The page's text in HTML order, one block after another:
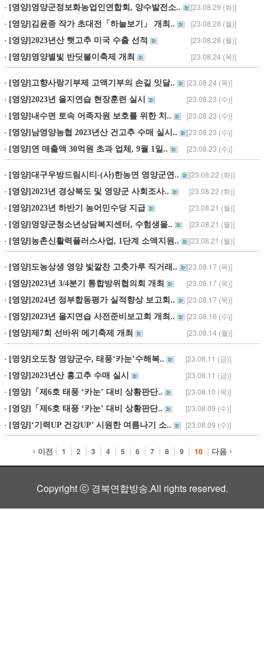
[영양]2023년 마을평생교육지도자 양성교육.. [23.08.30 (수)]
[영양]영양읍, 하반기 농촌일손돕기 실시 [23.08.30 (수)]
[영양]최고 품질의 농특산물 판매를 위한 부.. [23.08.30 (수)]
[영양]영양목재문화체험장 목공체험지도사 자.. [23.08.30 (수)]
[영양]일월면지역사회보장협의체, 건강한 여.. [23.08.30 (수)]
[영양]2023년 제3차 생명나눔 사랑의 헌혈운.. [23.08.30 (수)]
[영양]도농상생 영양 빛깔찬 고춧가루 직거래.. [23.08.29 (화)]
[영양]「벽산 김도현 선생 도해순국 109주기.. [23.08.29 (화)]
[영양]2023년 제1차 영양군지역사회보장실무.. [23.08.29 (화)]
[영양]영양군정보화농업인연합회, 양수발전소.. [23.08.29 (화)]
[영양]김윤종 작가 초대전「하늘보기」 개최.. [23.08.28 (월)]
[영양]2023년산 햇고추 미국 수출 선적 [23.08.28 (월)]
[영양]영양별빛 반딧불이축제 개최 [23.08.24 (목)]
[영양]고향사랑기부제 고액기부의 손길 잇달.. [23.08.24 (목)]
[영양]2023년 을지연습 현장훈련 실시 [23.08.23 (수)]
[영양]내수면 토속 어족자원 보호를 위한 치.. [23.08.23 (수)]
[영양]남영양농협 2023년산 건고추 수매 실시.. [23.08.23 (수)]
[영양]연 매출액 30억원 초과 업체, 9월 1일.. [23.08.23 (수)]
[영양]대구우방드림시티-(사)한농연 영양군연.. [23.08.22 (화)]
[영양]2023년 경상북도 및 영양군 사회조사.. [23.08.22 (화)]
[영양]2023년 하반기 농어민수당 지급 [23.08.21 (월)]
[영양]영양군청소년상담복지센터, 수험생을.. [23.08.21 (월)]
[영양]농촌신활력플러스사업, 1단계 소액지원.. [23.08.21 (월)]
[영양]도농상생 영양 빛깔찬 고춧가루 직거래.. [23.08.17 (목)]
[영양]2023년 3/4분기 통합방위협의회 개최 [23.08.17 (목)]
[영양]2024년 정부합동평가 실적향상 보고회.. [23.08.17 (목)]
[영양]2023년 을지연습 사전준비보고회 개최.. [23.08.16 (수)]